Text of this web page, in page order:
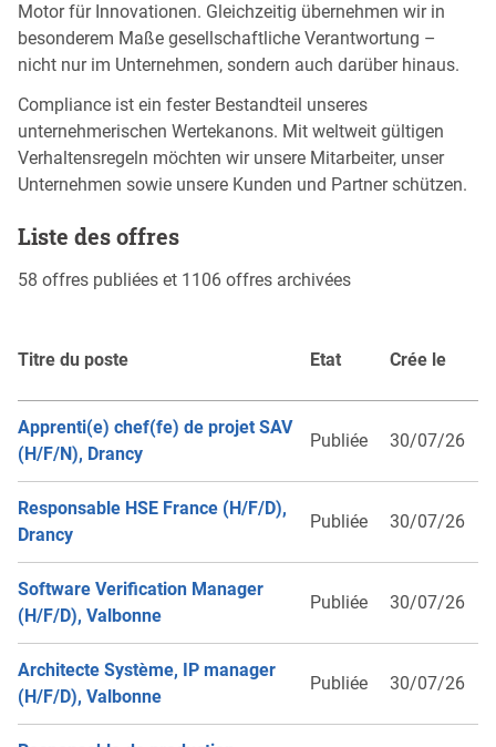
Motor für Innovationen. Gleichzeitig übernehmen wir in
besonderem Maße gesellschaftliche Verantwortung –
nicht nur im Unternehmen, sondern auch darüber hinaus.
Compliance ist ein fester Bestandteil unseres
unternehmerischen Wertekanons. Mit weltweit gültigen
Verhaltensregeln möchten wir unsere Mitarbeiter, unser
Unternehmen sowie unsere Kunden und Partner schützen.
Liste des offres
58 offres publiées et 1106 offres archivées
Titre du poste Etat Crée le
Apprenti(e) chef(fe) de projet SAV
(H/F/N), Drancy
Publiée 30/07/26
Responsable HSE France (H/F/D),
Drancy
Publiée 30/07/26
Software Verification Manager
(H/F/D), Valbonne
Publiée 30/07/26
Architecte Système, IP manager
(H/F/D), Valbonne
Publiée 30/07/26